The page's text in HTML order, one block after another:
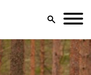
search